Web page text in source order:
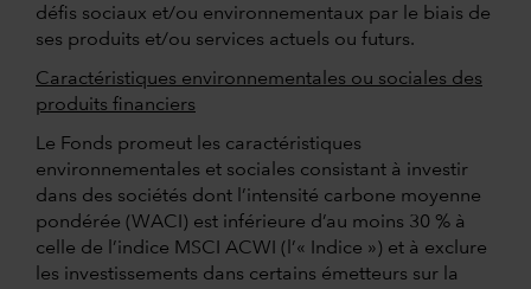
défis sociaux et/ou environnementaux par le biais de
ses produits et/ou services actuels ou futurs.
Caractéristiques environnementales ou sociales des
produits financiers
Le Fonds promeut les caractéristiques
environnementales et sociales consistant à investir
dans des sociétés dont l’intensité carbone moyenne
pondérée (WACI) est inférieure d’au moins 30 % à
celle de l’indice MSCI ACWI (l’« Indice ») et à exclure
les investissements dans certains émetteurs sur la